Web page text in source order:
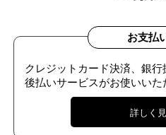
お支払
クレジットカード決済、銀
後払いサービスがお使いいた
詳しく